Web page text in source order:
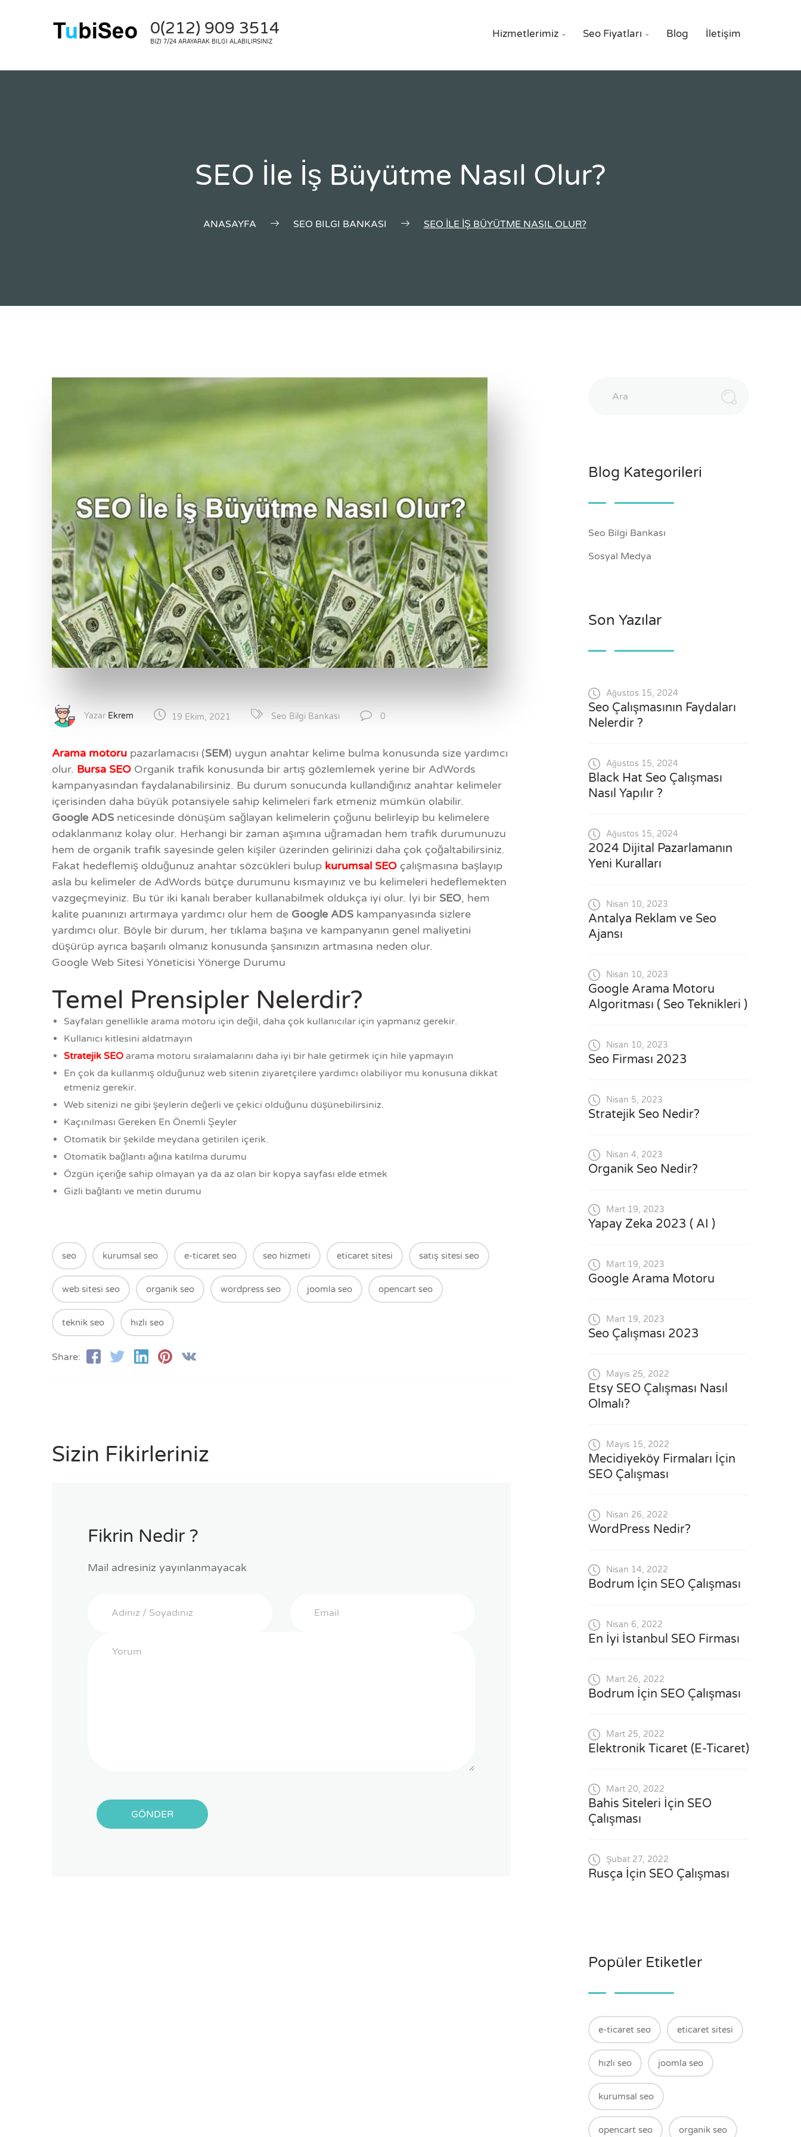
0(212) 909 3514
BIZI 7/24 ARAYARAK BILGI ALABILIRSINIZ
Hizmetlerimiz  Seo Fiyatları  Blog İletişim
SEO İle İş Büyütme Nasıl Olur?
ANASAYFA SEO BILGI BANKASI SEO İLE İŞ BÜYÜTME NASIL OLUR?
Yazar Ekrem 19 Ekim, 2021 Seo Bilgi Bankası 0
Arama motoru pazarlamacısı (SEM) uygun anahtar kelime bulma konusunda size yardımcı
olur. Bursa SEO Organik trafik konusunda bir artış gözlemlemek yerine bir AdWords
kampanyasından faydalanabilirsiniz. Bu durum sonucunda kullandığınız anahtar kelimeler
içerisinden daha büyük potansiyele sahip kelimeleri fark etmeniz mümkün olabilir.
Google ADS neticesinde dönüşüm sağlayan kelimelerin çoğunu belirleyip bu kelimelere
odaklanmanız kolay olur. Herhangi bir zaman aşımına uğramadan hem trafik durumunuzu
hem de organik trafik sayesinde gelen kişiler üzerinden gelirinizi daha çok çoğaltabilirsiniz.
Fakat hedeflemiş olduğunuz anahtar sözcükleri bulup kurumsal SEO çalışmasına başlayıp
asla bu kelimeler de AdWords bütçe durumunu kısmayınız ve bu kelimeleri hedeflemekten
vazgeçmeyiniz. Bu tür iki kanalı beraber kullanabilmek oldukça iyi olur. İyi bir SEO, hem
kalite puanınızı artırmaya yardımcı olur hem de Google ADS kampanyasında sizlere
yardımcı olur. Böyle bir durum, her tıklama başına ve kampanyanın genel maliyetini
düşürüp ayrıca başarılı olmanız konusunda şansınızın artmasına neden olur.
Google Web Sitesi Yöneticisi Yönerge Durumu
Temel Prensipler Nelerdir?
Sayfaları genellikle arama motoru için değil, daha çok kullanıcılar için yapmanız gerekir.
Kullanıcı kitlesini aldatmayın
Stratejik SEO arama motoru sıralamalarını daha iyi bir hale getirmek için hile yapmayın
En çok da kullanmış olduğunuz web sitenin ziyaretçilere yardımcı olabiliyor mu konusuna dikkat
etmeniz gerekir.
Web sitenizi ne gibi şeylerin değerli ve çekici olduğunu düşünebilirsiniz.
Kaçınılması Gereken En Önemli Şeyler
Otomatik bir şekilde meydana getirilen içerik.
Otomatik bağlantı ağına katılma durumu
Özgün içeriğe sahip olmayan ya da az olan bir kopya sayfası elde etmek
Gizli bağlantı ve metin durumu
seo kurumsal seo e-ticaret seo seo hizmeti eticaret sitesi satış sitesi seo
web sitesi seo organik seo wordpress seo joomla seo opencart seo
teknik seo hızlı seo
Share:
Sizin Fikirleriniz
Fikrin Nedir ?
Mail adresiniz yayınlanmayacak
GÖNDER
Blog Kategorileri
Seo Bilgi Bankası
Sosyal Medya
Son Yazılar
Ağustos 15, 2024
Seo Çalışmasının Faydaları
Nelerdir ?
Ağustos 15, 2024
Black Hat Seo Çalışması
Nasıl Yapılır ?
Ağustos 15, 2024
2024 Dijital Pazarlamanın
Yeni Kuralları
Nisan 10, 2023
Antalya Reklam ve Seo
Ajansı
Nisan 10, 2023
Google Arama Motoru
Algoritması ( Seo Teknikleri )
Nisan 10, 2023
Seo Firması 2023
Nisan 5, 2023
Stratejik Seo Nedir?
Nisan 4, 2023
Organik Seo Nedir?
Mart 19, 2023
Yapay Zeka 2023 ( AI )
Mart 19, 2023
Google Arama Motoru
Mart 19, 2023
Seo Çalışması 2023
Mayıs 25, 2022
Etsy SEO Çalışması Nasıl
Olmalı?
Mayıs 15, 2022
Mecidiyeköy Firmaları İçin
SEO Çalışması
Nisan 26, 2022
WordPress Nedir?
Nisan 14, 2022
Bodrum İçin SEO Çalışması
Nisan 6, 2022
En İyi İstanbul SEO Firması
Mart 26, 2022
Bodrum İçin SEO Çalışması
Mart 25, 2022
Elektronik Ticaret (E-Ticaret)
Mart 20, 2022
Bahis Siteleri İçin SEO
Çalışması
Şubat 27, 2022
Rusça İçin SEO Çalışması
Popüler Etiketler
e-ticaret seo eticaret sitesi
hızlı seo joomla seo
kurumsal seo
opencart seo organik seo